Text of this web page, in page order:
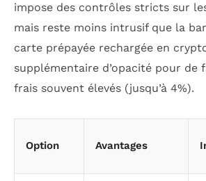
impose des contrôles stricts sur
mais reste moins intrusif que la
carte prépayée rechargée en
supplémentaire d’opacité pour de
frais souvent élevés (jusqu’à 4%).
Option Avantages